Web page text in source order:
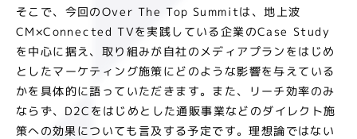
そこで、今回のOver The Top Summitは、地上波
CM×Connected TVを実践している企業のCase Study
を中心に据え、取り組みが自社のメディアプランをはじめ
としたマーケティング施策にどのような影響を与えている
かを具体的に語っていただきます。また、リーチ効率のみ
ならず、D2Cをはじめとした通販事業などのダイレクト施
策への効果についても言及する予定です。理想論ではない